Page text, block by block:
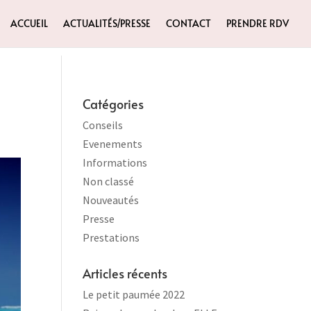
ACCUEIL ACTUALITÉS/PRESSE CONTACT PRENDRE RDV
Catégories
Conseils
Evenements
Informations
Non classé
Nouveautés
Presse
Prestations
Articles récents
Le petit paumée 2022